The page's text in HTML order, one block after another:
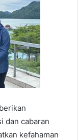
dan cabaran
kefahaman